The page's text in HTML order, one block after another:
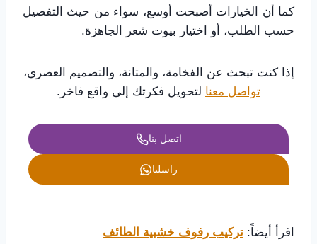
كما أن الخيارات أصبحت أوسع، سواء من حيث التفصيل
حسب الطلب، أو اختيار بيوت شعر الجاهزة.
إذا كنت تبحث عن الفخامة، والمتانة، والتصميم العصري،
تواصل معنا لتحويل فكرتك إلى واقع فاخر.
اتصل بنا
راسلنا
اقرأ أيضاً: تركيب رفوف خشبية الطائف